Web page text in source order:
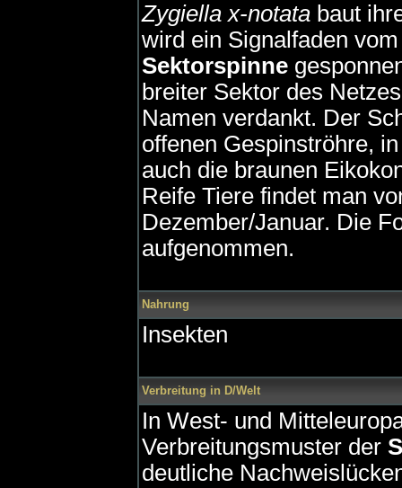
Zygiella x-notata baut
wird ein Signalfaden
Sektorspinne
breiter Sektor des
Namen verdankt. Der
offenen Gespinströhre,
auch die braunen
Reife Tiere findet man
Dezember/Januar. Die
aufgenommen.
Nahrung
Insekten
Verbreitung in D/Welt
In West- und
Verbreitungsmuster der
deutliche